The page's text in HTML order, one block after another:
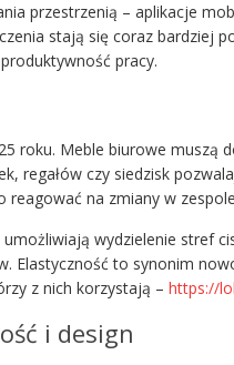
przestrzenią – aplikacje
stają się coraz bardziej
pracy.
roku. Meble biurowe muszą
regałów czy siedzisk
reagować na zmiany w
wydzielenie stref
Elastyczność to synonim
z nich korzystają – https://
i design